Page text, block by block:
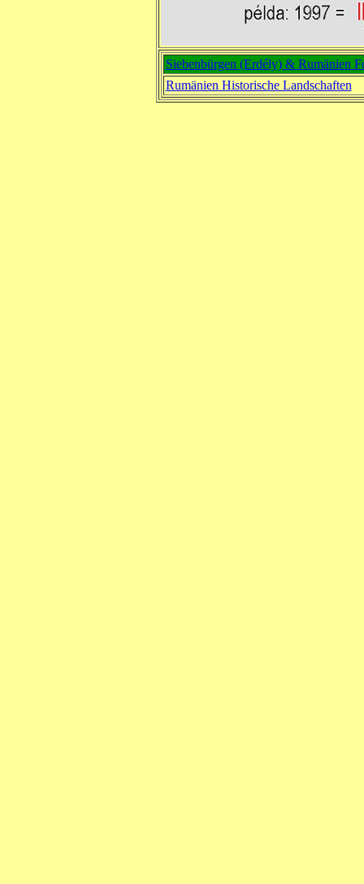
Siebenbürgen (Erdély) & Rumänien
Rumänien Historische Landschaften